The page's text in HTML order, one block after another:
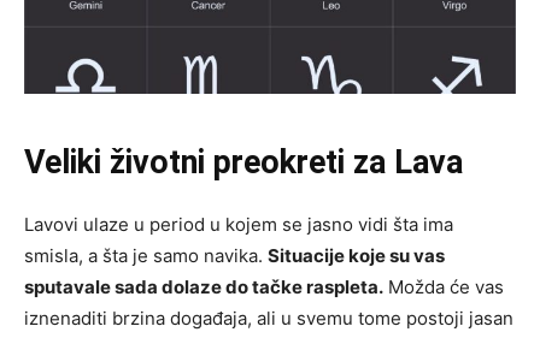
Veliki životni preokreti za Lava
Lavovi ulaze u period u kojem se jasno vidi šta ima
smisla, a šta je samo navika. Situacije koje su vas
sputavale sada dolaze do tačke raspleta. Možda će vas
iznenaditi brzina događaja, ali u svemu tome postoji jasan